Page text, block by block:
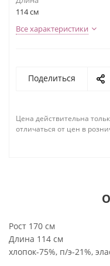
114 см
Все характеристики
Поделиться
Цена действительна
отличаться от цен в
Рост 170 см
Длина 114 см
хлопок-75%, п/э-21%,